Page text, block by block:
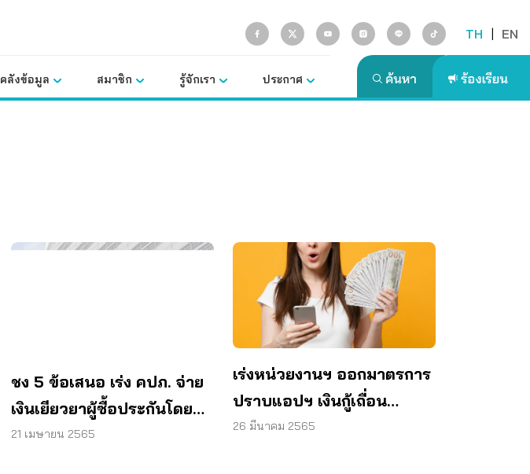
TH | EN
คลังข้อมูล สมาชิก รู้จักเรา ประกาศ
ชง 5 ข้อเสนอ เร่ง คปภ. จ่าย
เงินเยียวยาผู้ซื้อประกันโดย
เร็ว
21 เมษายน 2565
เร่งหน่วยงานฯ ออกมาตรการ
ปราบแอปฯ เงินกู้เถื่อน
ออนไลน์
26 มีนาคม 2565